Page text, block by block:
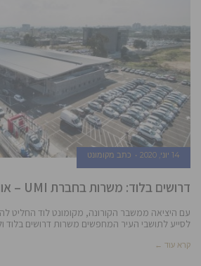
14 יוני, 2020 כתב מקומונט
דרושים בלוד: משרות בחברת UMI – אוויס
עם היציאה ממשבר הקורונה, מקומונט לוד החליט
לסייע לתושבי העיר המחפשים משרות דרושים בלוד
קרא עוד ←